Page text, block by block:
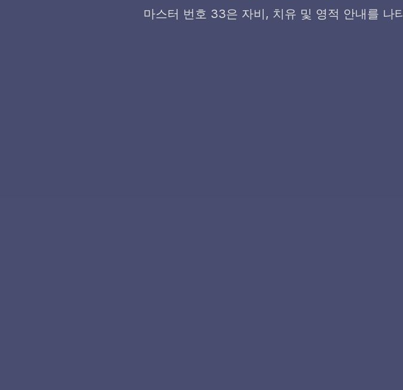
마스터 번호 33은 자비, 치유 및 영적 안내를 나